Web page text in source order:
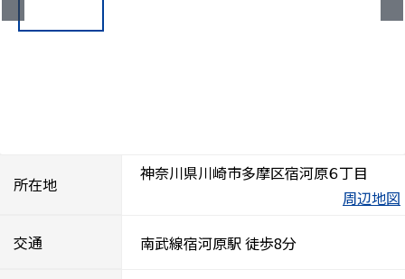
所在地
神奈川県川崎市多摩区宿河原６丁目
周辺地図
交通 南武線宿河原駅 徒歩8分